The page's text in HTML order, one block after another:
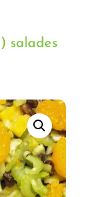
salades